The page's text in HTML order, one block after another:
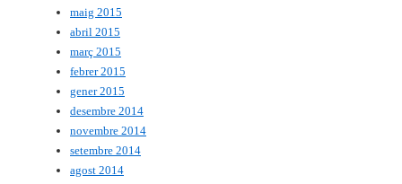
maig 2015
abril 2015
març 2015
febrer 2015
gener 2015
desembre 2014
novembre 2014
setembre 2014
agost 2014